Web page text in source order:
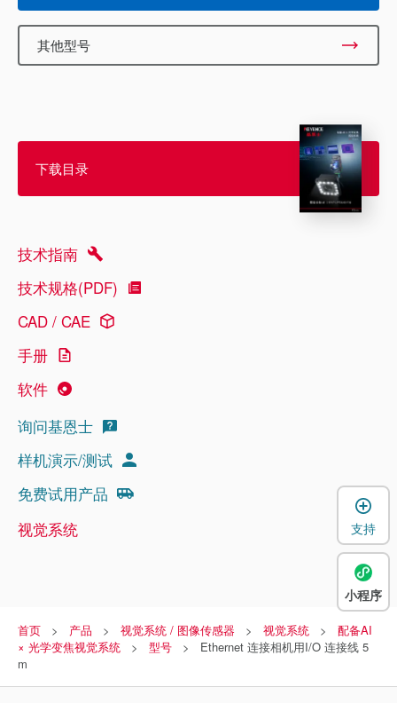
其他型号
下载目录
技术指南
技术规格(PDF)
CAD / CAE
手册
软件
询问基恩士
样机演示/测试
免费试用产品
视觉系统
首页 产品 视觉系统 / 图像传感器 视觉系统
配备AI
× 光学变焦视觉系统
型号
Ethernet 连接相机用I/O 连接线 5
m
支持
小程序